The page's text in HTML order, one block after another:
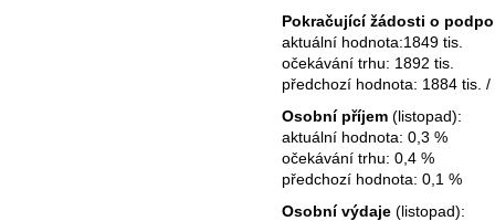
Pokračující žádosti o
aktuální hodnota:1849 tis.
očekávání trhu: 1892 tis.
předchozí hodnota: 1884 tis.
Osobní příjem (listopad):
aktuální hodnota: 0,3 %
očekávání trhu: 0,4 %
předchozí hodnota: 0,1 %
Osobní výdaje (listopad):